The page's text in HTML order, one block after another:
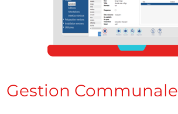
Gestion Communale